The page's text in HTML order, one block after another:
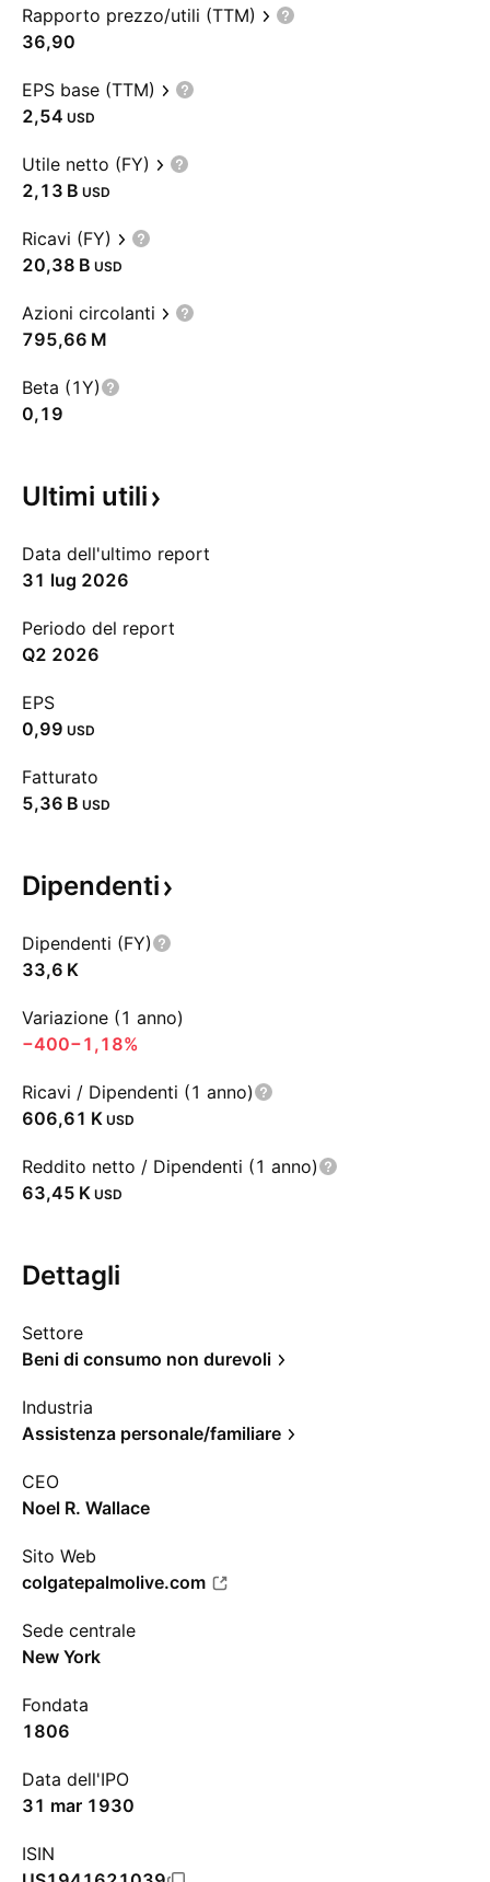
Rapporto prezzo/utili (TTM)
36,90
EPS base (TTM)
2,54 USD
Utile netto (FY)
‪2,13 B‬ USD
Ricavi (FY)
‪20,38 B‬ USD
Azioni circolanti
‪795,66 M‬
Beta (1Y)
0,19
Ultimi utili
Data dell'ultimo report
31 lug 2026
Periodo del report
Q2 2026
EPS
0,99 USD
Fatturato
‪5,36 B‬ USD
Dipendenti
Dipendenti (FY)
‪33,6 K‬
Variazione (1 anno)
−400−1,18%
Ricavi / Dipendenti (1 anno)
‪606,61 K‬ USD
Reddito netto / Dipendenti (1 anno)
‪63,45 K‬ USD
Dettagli
Settore
Beni di consumo non durevoli
Industria
Assistenza personale/familiare
CEO
Noel R. Wallace
Sito Web
colgatepalmolive.com
Sede centrale
New York
Fondata
1806
Data dell'IPO
31 mar 1930
ISIN